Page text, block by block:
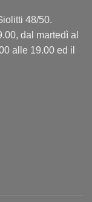
48/50.
dal martedì al
alle 19.00 ed il